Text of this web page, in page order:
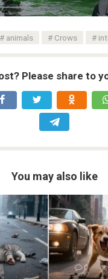
animals Crows
Please share to
You may also like
0